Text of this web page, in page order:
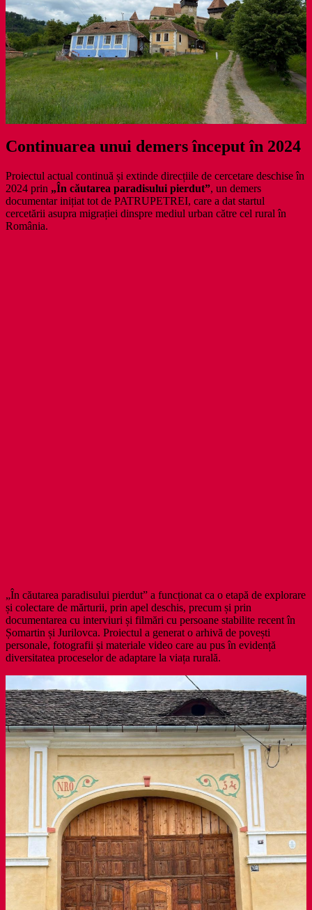
Continuarea unui demers început în 2024
Proiectul actual continuă și extinde direcțiile de cercetare deschise în
2024 prin „În căutarea paradisului pierdut”, un demers
documentar inițiat tot de PATRUPETREI, care a dat startul
cercetării asupra migrației dinspre mediul urban către cel rural în
România.
„În căutarea paradisului pierdut” a funcționat ca o etapă de explorare
și colectare de mărturii, prin apel deschis, precum și prin
documentarea cu interviuri și filmări cu persoane stabilite recent în
Șomartin și Jurilovca. Proiectul a generat o arhivă de povești
personale, fotografii și materiale video care au pus în evidență
diversitatea proceselor de adaptare la viața rurală.